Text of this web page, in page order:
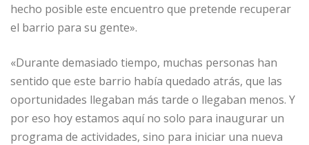
hecho posible este encuentro que pretende recuperar
el barrio para su gente».
«Durante demasiado tiempo, muchas personas han
sentido que este barrio había quedado atrás, que las
oportunidades llegaban más tarde o llegaban menos. Y
por eso hoy estamos aquí no solo para inaugurar un
programa de actividades, sino para iniciar una nueva